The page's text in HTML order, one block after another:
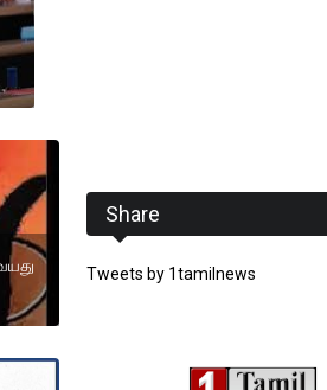
Share
Tweets by 1tamilnews